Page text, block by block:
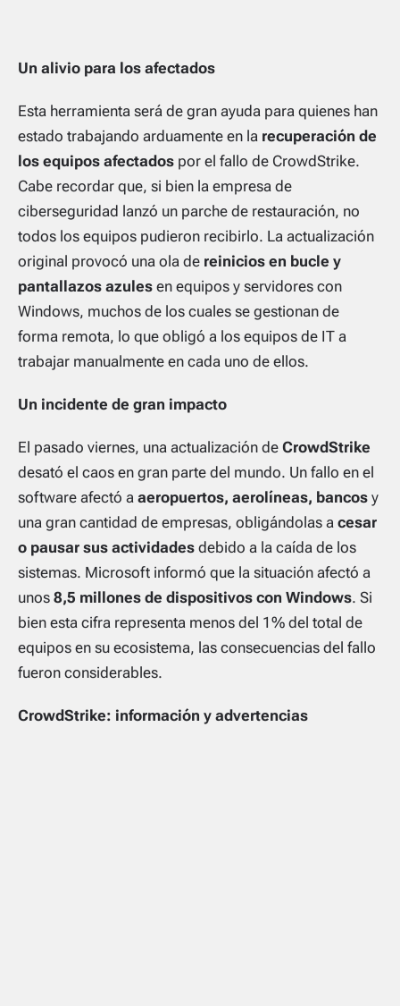
Un alivio para los afectados
Esta herramienta será de gran ayuda para quienes han
estado trabajando arduamente en la recuperación de
los equipos afectados por el fallo de CrowdStrike.
Cabe recordar que, si bien la empresa de
ciberseguridad lanzó un parche de restauración, no
todos los equipos pudieron recibirlo. La actualización
original provocó una ola de reinicios en bucle y
pantallazos azules en equipos y servidores con
Windows, muchos de los cuales se gestionan de
forma remota, lo que obligó a los equipos de IT a
trabajar manualmente en cada uno de ellos.
Un incidente de gran impacto
El pasado viernes, una actualización de CrowdStrike
desató el caos en gran parte del mundo. Un fallo en el
software afectó a aeropuertos, aerolíneas, bancos y
una gran cantidad de empresas, obligándolas a cesar
o pausar sus actividades debido a la caída de los
sistemas. Microsoft informó que la situación afectó a
unos 8,5 millones de dispositivos con Windows. Si
bien esta cifra representa menos del 1% del total de
equipos en su ecosistema, las consecuencias del fallo
fueron considerables.
CrowdStrike: información y advertencias